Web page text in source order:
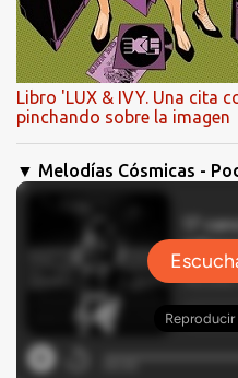
Libro 'LUX & IVY. Una cita
pinchando sobre la imagen
▼ Melodías Cósmicas -